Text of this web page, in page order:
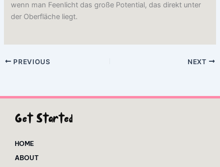
wenn man Feenlicht das große Potential, das direkt unter
der Oberfläche liegt.
PREVIOUS NEXT
Get Started
HOME
ABOUT